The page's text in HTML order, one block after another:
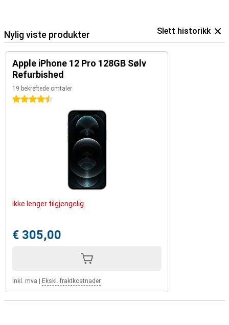
Nylig viste produkter Slett historikk
Apple iPhone 12 Pro 128GB Sølv
Refurbished
19 bekreftede omtaler
4.5 stjerner
Ikke lenger tilgjengelig
€ 305,00
Inkl. mva Ekskl. fraktkostnader